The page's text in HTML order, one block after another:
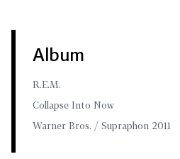
Album
R.E.M.
Collapse Into Now
Warner Bros. / Supraphon 2011